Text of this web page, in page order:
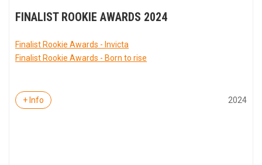
FINALIST ROOKIE AWARDS 2024
Finalist Rookie Awards - Invicta
Finalist Rookie Awards - Born to rise
+ Info 2024